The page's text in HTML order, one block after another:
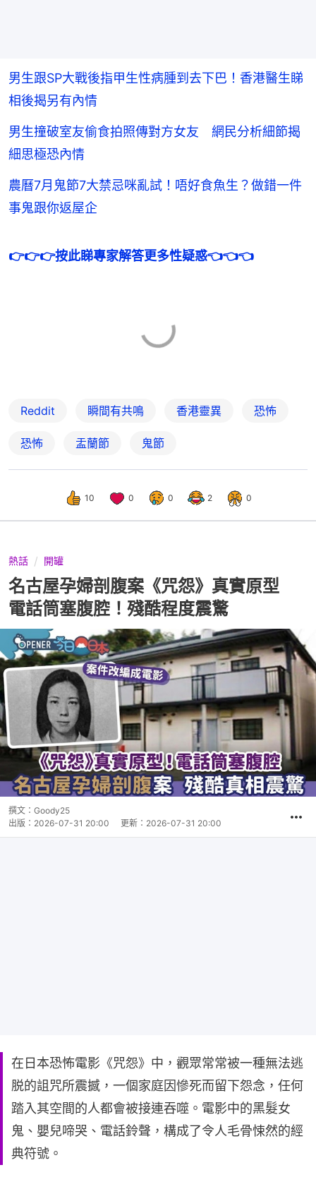
男生跟SP大戰後指甲生性病腫到去下巴！香港醫生睇
相後揭另有內情
男生撞破室友偷食拍照傳對方女友 網民分析細節揭
細思極恐內情
農曆7月鬼節7大禁忌咪亂試！唔好食魚生？做錯一件
事鬼跟你返屋企
👉👉👉按此睇專家解答更多性疑惑👈👈👈
Reddit 瞬間有共鳴 香港靈異 恐怖
恐怖 盂蘭節 鬼節
10 0 0 2 0
熱話 開罐
名古屋孕婦剖腹案《咒怨》真實原型
電話筒塞腹腔！殘酷程度震驚
撰文： Goody25
出版： 2026-07-31 20:00 更新： 2026-07-31 20:00
在日本恐怖電影《咒怨》中，觀眾常常被一種無法逃
脱的詛咒所震撼，一個家庭因慘死而留下怨念，任何
踏入其空間的人都會被接連吞噬。電影中的黑髮女
鬼、嬰兒啼哭、電話鈴聲，構成了令人毛骨悚然的經
典符號。